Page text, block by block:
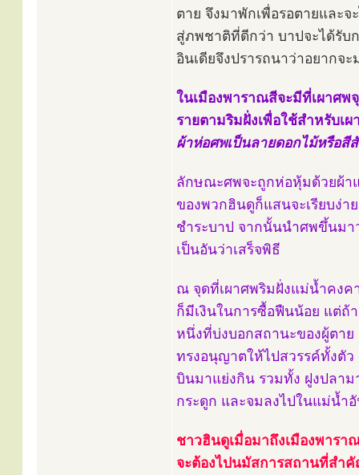
ตาย จึงมาพักเพื่อรอตายและ
สู่ภพชาติที่ดีกว่า บาปจะได้รับ
อินเดียจึงปรารถนาว่าอยากจ
ในเมืองพาราณสีจะมีที่เผาศพ
รายตามริมฝั่งเพื่อใช้สำหรับเผ
ผ้าห่อศพเป็นลายดอกไม้หรือสี
ลักษณะศพจะถูกห่อหุ้มด้วยผ้า
ของพวกฮินดูก็แสนจะเรียบง่า
ชำระบาป จากนั้นนำศพขึ้นมา
เป็นอันว่าเสร็จพิธี
ณ จุดที่เผาศพริมฝั่งแม่น้ำคง
ก็มีเงินในการซื้อฟืนน้อย แต่ถ้
หนึ่งที่บ่งบอกสถานะของผู้ตา
ทรงอนุญาตให้ไปสวรรค์ทั้งตัว
บินมาแย่งกิน รวมทั้ง ฝูงปลาม
กระดูก และจมลงไปในแม่น้ำ
ชาวฮินดูเมื่อมาถึงเมืองพาร
จะต้องไปนมัสการสถานที่สำ